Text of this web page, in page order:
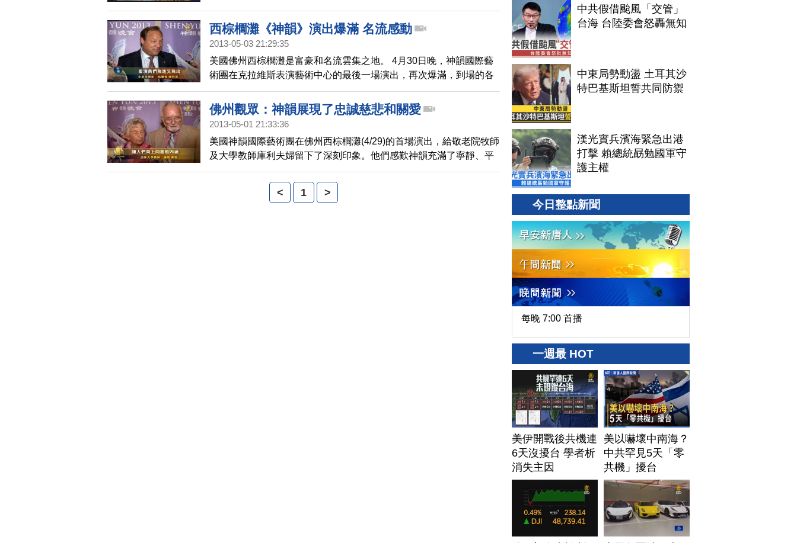
在神韻帶來的文化饗宴中，久久不願離去。
西棕櫚灘《神韻》演出爆滿 名流感動
2013-05-03 21:29:35
美國佛州西棕櫚灘是富豪和名流雲集之地。 4月30日晚，神韻國際藝
術團在克拉維斯表演藝術中心的最後一場演出，再次爆滿，到場的各
界主流和上流社會人士盛裝出席。他們對神韻純善純美的演出，及展
現的文化和精神內涵，贊不絕口。請看來自佛州的報導。
佛州觀眾：神韻展現了忠誠慈悲和關愛
2013-05-01 21:33:36
美國神韻國際藝術團在佛州西棕櫚灘(4/29)的首場演出，給敬老院牧師
及大學教師庫利夫婦留下了深刻印象。他們感歎神韻充滿了寧靜、平
和、慈悲和關愛，是一種精神境界的體驗。
< 1 >
中共假借颱風「交管」
台海 台陸委會怒轟無知
中東局勢動盪 土耳其沙
特巴基斯坦誓共同防禦
漢光實兵濱海緊急出港
打擊 賴總統勗勉國軍守
護主權
今日整點新聞
每晚 7:00 首播
一週最 HOT
美伊開戰後共機連
6天沒擾台 學者析
消失主因
美以嚇壞中南海？
中共罕見5天「零
共機」擾台